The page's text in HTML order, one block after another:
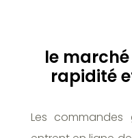
le
rapidité
Les